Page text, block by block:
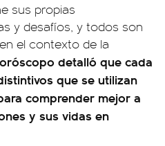
sus propias
y desafíos, y todos son
el contexto de la
detalló que cada
que se utilizan
comprender mejor a
y sus vidas en